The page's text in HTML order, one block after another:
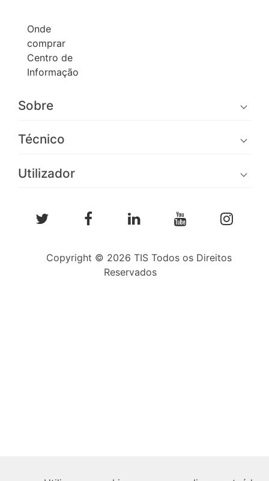
Onde
comprar
Centro de
Informação
Sobre
Técnico
Utilizador
Copyright © 2026 TIS Todos os Direitos
Reservados